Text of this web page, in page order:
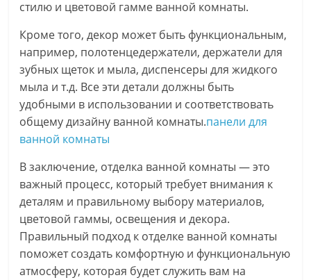
стилю и цветовой гамме ванной комнаты.
Кроме того, декор может быть функциональным,
например, полотенцедержатели, держатели для
зубных щеток и мыла, диспенсеры для жидкого
мыла и т.д. Все эти детали должны быть
удобными в использовании и соответствовать
общему дизайну ванной комнаты.панели для
ванной комнаты
В заключение, отделка ванной комнаты — это
важный процесс, который требует внимания к
деталям и правильному выбору материалов,
цветовой гаммы, освещения и декора.
Правильный подход к отделке ванной комнаты
поможет создать комфортную и функциональную
атмосферу, которая будет служить вам на